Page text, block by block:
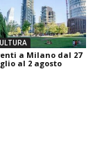
a Milano dal 27
al 2 agosto